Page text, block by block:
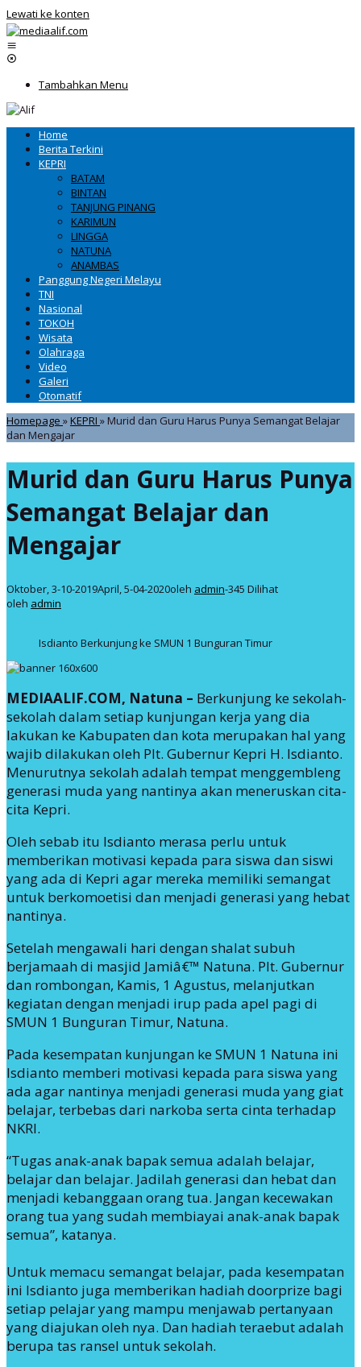
Lewati ke konten
Tambahkan Menu
Home
Berita Terkini
KEPRI
BATAM
BINTAN
TANJUNG PINANG
KARIMUN
LINGGA
NATUNA
ANAMBAS
Panggung Negeri Melayu
TNI
Nasional
TOKOH
Wisata
Olahraga
Video
Galeri
Otomatif
Homepage »KEPRI »Murid dan Guru Harus Punya Semangat Belajar
dan Mengajar
Murid dan Guru Harus Punya
Semangat Belajar dan
Mengajar
Oktober, 3-10-2019April, 5-04-2020oleh admin-345 Dilihat
oleh admin
Isdianto Berkunjung ke SMUN 1 Bunguran Timur
MEDIAALIF.COM, Natuna – Berkunjung ke sekolah-
sekolah dalam setiap kunjungan kerja yang dia
lakukan ke Kabupaten dan kota merupakan hal yang
wajib dilakukan oleh Plt. Gubernur Kepri H. Isdianto.
Menurutnya sekolah adalah tempat menggembleng
generasi muda yang nantinya akan meneruskan cita-
cita Kepri.
Oleh sebab itu Isdianto merasa perlu untuk
memberikan motivasi kepada para siswa dan siswi
yang ada di Kepri agar mereka memiliki semangat
untuk berkomoetisi dan menjadi generasi yang hebat
nantinya.
Setelah mengawali hari dengan shalat subuh
berjamaah di masjid Jamiâ€™ Natuna. Plt. Gubernur
dan rombongan, Kamis, 1 Agustus, melanjutkan
kegiatan dengan menjadi irup pada apel pagi di
SMUN 1 Bunguran Timur, Natuna.
Pada kesempatan kunjungan ke SMUN 1 Natuna ini
Isdianto memberi motivasi kepada para siswa yang
ada agar nantinya menjadi generasi muda yang giat
belajar, terbebas dari narkoba serta cinta terhadap
NKRI.
“Tugas anak-anak bapak semua adalah belajar,
belajar dan belajar. Jadilah generasi dan hebat dan
menjadi kebanggaan orang tua. Jangan kecewakan
orang tua yang sudah membiayai anak-anak bapak
semua”, katanya.
Untuk memacu semangat belajar, pada kesempatan
ini Isdianto juga memberikan hadiah doorprize bagi
setiap pelajar yang mampu menjawab pertanyaan
yang diajukan oleh nya. Dan hadiah teraebut adalah
berupa tas ransel untuk sekolah.